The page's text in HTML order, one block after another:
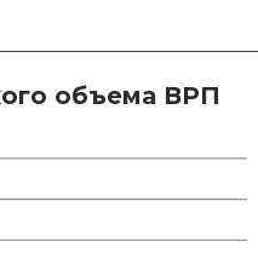
объема ВРП